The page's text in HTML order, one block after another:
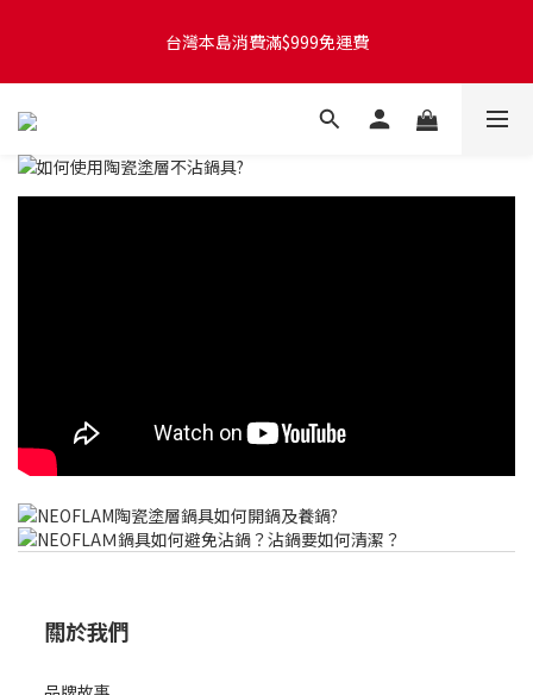
出貨
台灣本島消費滿$999免運費
台灣本島訂單將於付款完成後的下個工作天起，2~4個工作天完成
關於我們